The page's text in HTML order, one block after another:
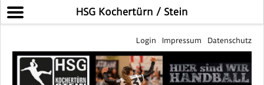
HSG Kochertürn / Stein
Login Impressum Datenschutz